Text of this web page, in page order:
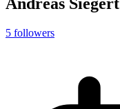
5 followers